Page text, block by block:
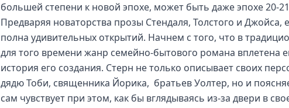
большей степени к новой эпохе, может быть даже эпохе 20-
Предваряя новаторства прозы Стендаля, Толстого и Джойса,
полна удивительных открытий. Начнем с того, что в
для того времени жанр семейно-бытового романа вплетена
история его создания. Стерн не только описывает своих
дядю Тоби, священника Йорика, братьев Уолтер, но и
сам чувствует при этом, как бы вглядываясь из-за двери в